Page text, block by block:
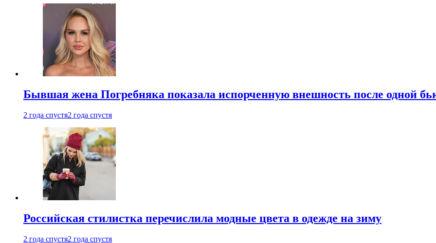
Бывшая жена Погребняка показала испорченную внешность после одной
2 года спустя2 года спустя
Российская стилистка перечислила модные цвета в одежде на зиму
2 года спустя2 года спустя